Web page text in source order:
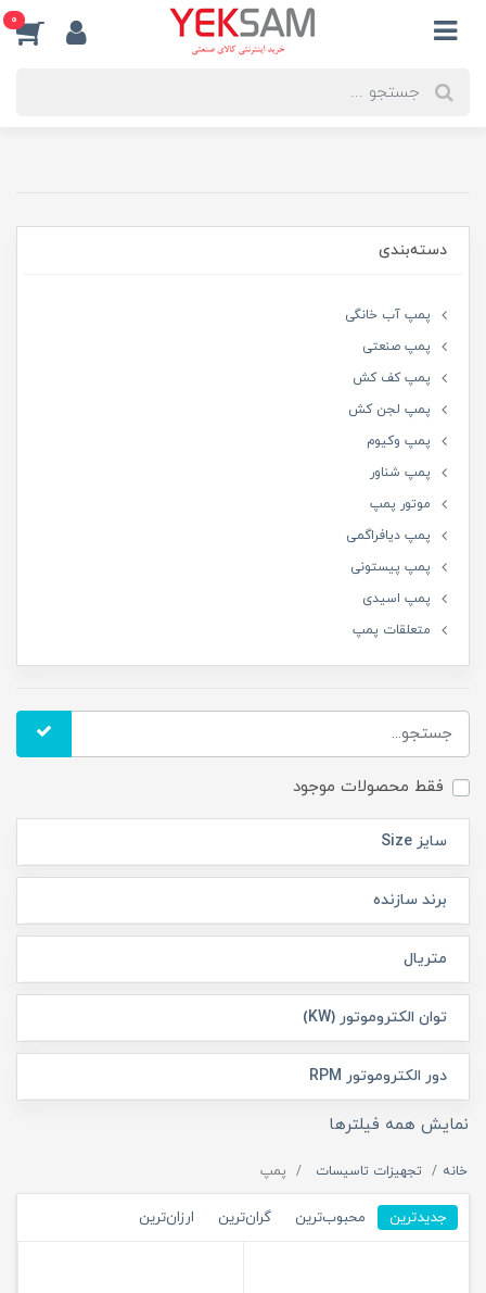
0
دسته‌بندی
پمپ آب خانگی
پمپ صنعتی
پمپ کف کش
پمپ لجن کش
پمپ وکیوم
پمپ شناور
موتور پمپ
پمپ دیافراگمی
پمپ پیستونی
پمپ اسیدی
متعلقات پمپ
فقط محصولات موجود
سایز Size
برند سازنده
متریال
توان الکتروموتور (KW)
دور الکتروموتور RPM
نمایش همه فیلترها
خانه تجهیزات تاسیسات پمپ
جدیدترین محبوب‌ترین گران‌ترین ارزان‌ترین